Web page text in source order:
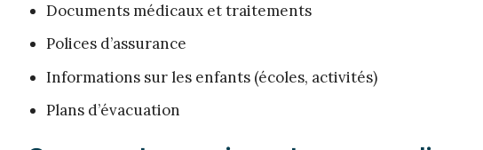
Documents médicaux et traitements
Polices d’assurance
Informations sur les enfants (écoles, activités)
Plans d’évacuation